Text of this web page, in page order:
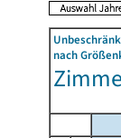
nach